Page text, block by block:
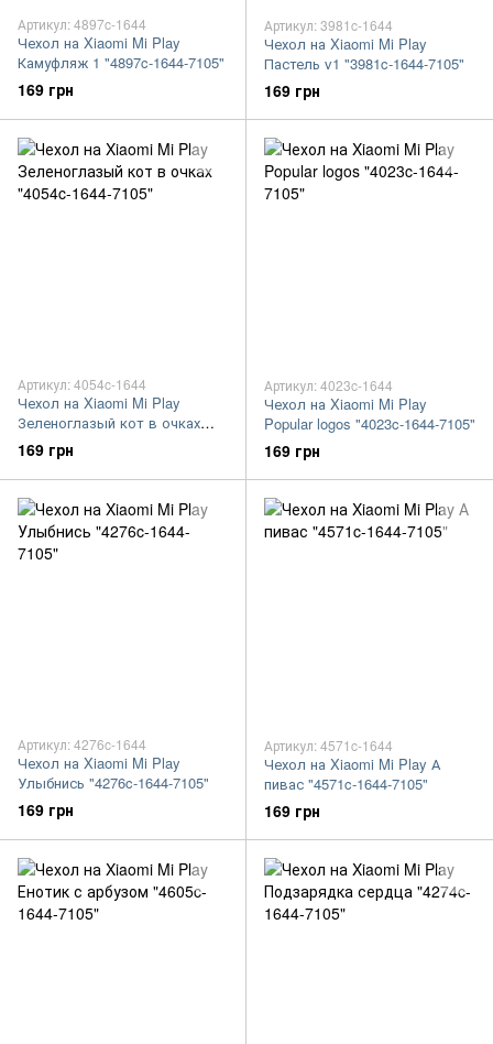
Артикул: 4897c-1644
Чехол на Xiaomi Mi Play
Камуфляж 1 "4897c-1644-7105"
169 грн
Артикул: 3981c-1644
Чехол на Xiaomi Mi Play
Пастель v1 "3981c-1644-7105"
169 грн
Артикул: 4054c-1644
Чехол на Xiaomi Mi Play
Зеленоглазый кот в очках
"4054c-1644-7105"
169 грн
Артикул: 4023c-1644
Чехол на Xiaomi Mi Play
Popular logos "4023c-1644-7105"
169 грн
Артикул: 4276c-1644
Чехол на Xiaomi Mi Play
Улыбнись "4276c-1644-7105"
169 грн
Артикул: 4571c-1644
Чехол на Xiaomi Mi Play А
пивас "4571c-1644-7105"
169 грн